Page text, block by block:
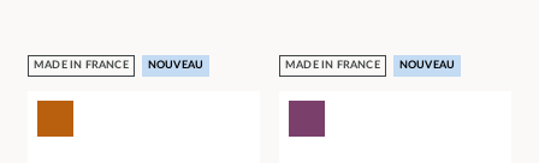
MADE IN FRANCE NOUVEAU MADE IN FRANCE NOUVEAU